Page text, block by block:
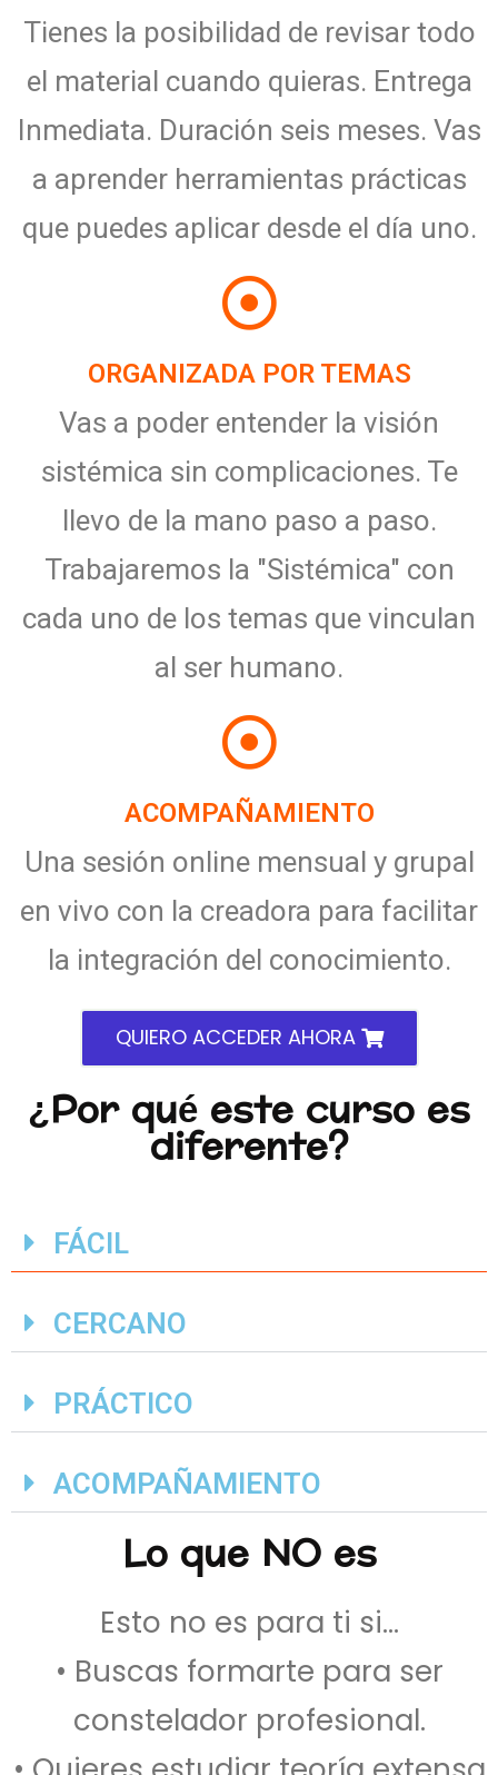
Tienes la posibilidad de revisar todo
el material cuando quieras. Entrega
Inmediata. Duración seis meses. Vas
a aprender herramientas prácticas
que puedes aplicar desde el día uno.
ORGANIZADA POR TEMAS
Vas a poder entender la visión
sistémica sin complicaciones. Te
llevo de la mano paso a paso.
Trabajaremos la "Sistémica" con
cada uno de los temas que vinculan
al ser humano.
ACOMPAÑAMIENTO
Una sesión online mensual y grupal
en vivo con la creadora para facilitar
la integración del conocimiento.
QUIERO ACCEDER AHORA
¿Por qué este curso es
diferente?
FÁCIL
CERCANO
PRÁCTICO
ACOMPAÑAMIENTO
Lo que NO es
Esto no es para ti si…
• Buscas formarte para ser
constelador profesional.